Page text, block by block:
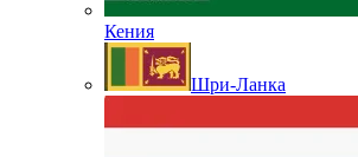
Кения
Шри-Ланка